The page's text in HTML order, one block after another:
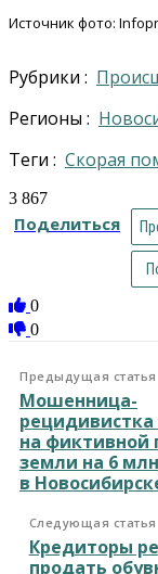
Источник фото:
Рубрики :
Регионы :
Теги :
Скорая
3 867
Поделиться
0
0
Предыдущая статья
Мошенница-
рецидивистка
на фиктивной
земли на 6
в
Следующая статья
Кредиторы
продать